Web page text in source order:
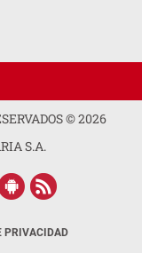
©2026
S.A.
PRIVACIDAD